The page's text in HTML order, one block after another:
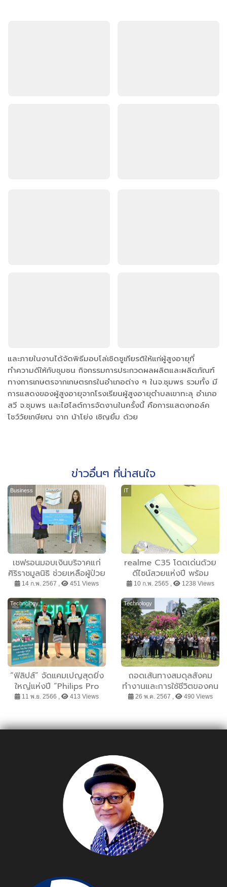
และภายในงานได้จัดพิธีมอบโล่เชิดชูเกียรติให้แก่ผู้สูงอายุที่
ทำความดีให้กับชุมชน กิจกรรมการประกวดผลผลิตและผลิตภัณฑ์
ทางการเกษตรจากเกษตรกรในอำเภอต่าง ๆ ในจ.ชุมพร รวมทั้ง มี
การแสดงของผู้สูงอายุจากโรงเรียนผู้สูงอายุตำบลเขาทะลุ อำเภอ
สวี จ.ชุมพร และไฮไลต์การจัดงานในครั้งนี้ คือการแสดงทอล์ค
โชว์วัยเกษียณ จาก น้าโย่ง เชิญยิ้ม ด้วย
ข่าวอื่นๆ ที่น่าสนใจ
Business
เชฟรอนมอบเงินบริจาคแก่
ศิริราชมูลนิธิ ช่วยเหลือผู้ป่วย
ด้อยโอกาส
14 ก.พ. 2567 , 451 Views
IT
realme C35 โดดเด่นด้วย
ดีไซน์สวยแห่งปี พร้อม
กล้องระดับเรือธง 50MP
และสเปคจัดเต็ม
10 ก.พ. 2565 , 1238 Views
Technology
“ฟิลิปส์” จัดแคมเปญสุดยิ่ง
ใหญ่แห่งปี “Philips Pro
Club” แจกจัดหนักเป็นปีที่ 3
11 พ.ย. 2566 , 413 Views
Technology
ถอดเส้นทางสมดุลสังคม
ทำงานและการใช้ชีวิตของคน
ยุคใหม่กับการทำงาน เพื่อมุ่ง
26 พ.ค. 2567 , 490 Views